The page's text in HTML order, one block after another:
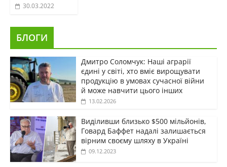
30.03.2022
БЛОГИ
Дмитро Соломчук: Наші аграрії
єдині у світі, хто вміє вирощувати
продукцію в умовах сучасної війни
й може навчити цього інших
13.02.2026
Виділивши близько $500 мільйонів,
Говард Баффет надалі залишається
вірним своєму шляху в Україні
09.12.2023